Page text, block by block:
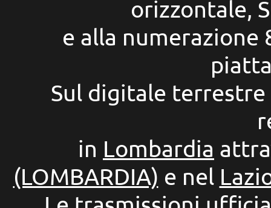
orizzontale,
e alla numerazione
Sul digitale terrestre
in Lombardia
(LOMBARDIA) e nel